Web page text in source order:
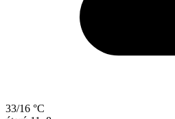
33/16 °C